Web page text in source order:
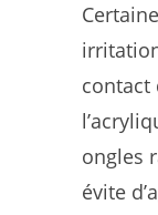
contact
ongles
évite